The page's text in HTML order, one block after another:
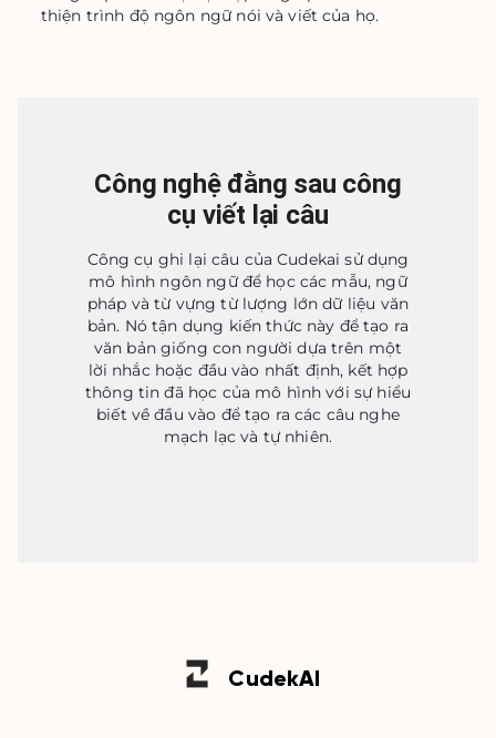
thiện trình độ ngôn ngữ nói và viết của họ.
Công nghệ đằng sau công
cụ viết lại câu
Công cụ ghi lại câu của Cudekai sử dụng
mô hình ngôn ngữ để học các mẫu, ngữ
pháp và từ vựng từ lượng lớn dữ liệu văn
bản. Nó tận dụng kiến ​​thức này để tạo ra
văn bản giống con người dựa trên một
lời nhắc hoặc đầu vào nhất định, kết hợp
thông tin đã học của mô hình với sự hiểu
biết về đầu vào để tạo ra các câu nghe
mạch lạc và tự nhiên.
CudekAI